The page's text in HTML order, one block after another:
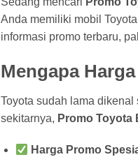
Anda memiliki mobil
informasi promo terbaru,
Mengapa
Toyota sudah lama
sekitarnya, Promo Toyota
Harga Promo